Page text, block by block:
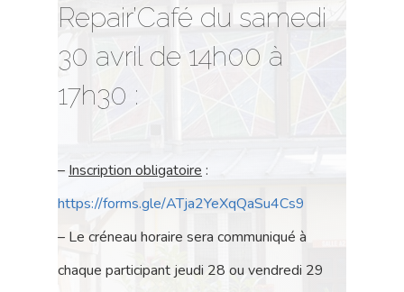
Repair’Café du samedi
30 avril de 14h00 à
17h30 :
– Inscription obligatoire :
https://forms.gle/ATja2YeXqQaSu4Cs9
– Le créneau horaire sera communiqué à
chaque participant jeudi 28 ou vendredi 29